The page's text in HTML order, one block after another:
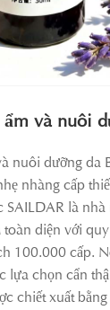
và nuôi
nuôi dưỡng da
nhàng cấp
SAILDAR là
diện với
100.000 cấp.
lựa chọn cẩn
chiết xuất